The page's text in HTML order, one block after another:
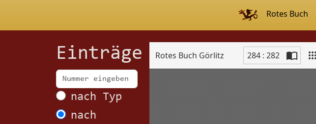
Rotes Buch
Einträge
nach Typ
nach
Rotes Buch Görlitz 284 : 282